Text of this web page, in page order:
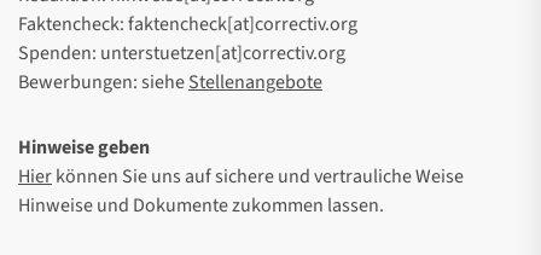
Faktencheck: faktencheck[at]correctiv.org
Spenden: unterstuetzen[at]correctiv.org
Bewerbungen: sieheStellenangebote
Hinweise geben
Hierkönnen Sie uns auf sichere und vertrauliche Weise
Hinweise und Dokumente zukommen lassen.